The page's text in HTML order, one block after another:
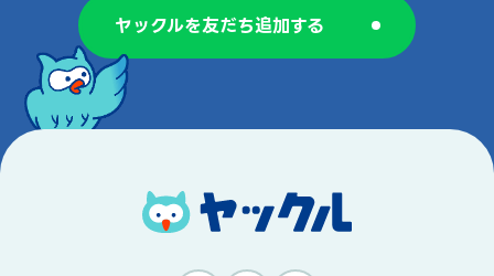
ヤックルを友だち追加する